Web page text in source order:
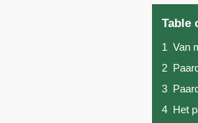
Table
1 Van
2
3
4 Het